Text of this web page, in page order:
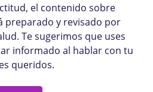
el contenido sobre
preparado y revisado por
Te sugerimos que uses
informado al hablar con tu
queridos.